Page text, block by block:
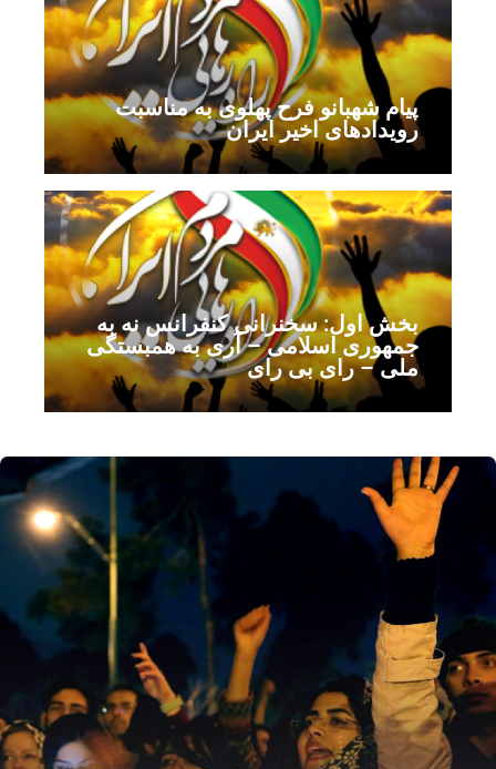
پیام شهبانو فرح پهلوی به مناسبت
رویداد‌های اخیر ایران
بخش اول: سخنرانی کنفرانس نه به
جمهوری اسلامی – آری به همبستگی
ملی – رای بی رای